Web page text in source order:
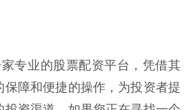
专业的股票配资平台，凭借其
保障和便捷的操作，为投资者提